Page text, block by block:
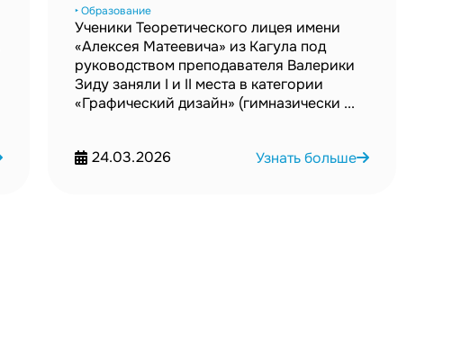
‣ Образование
Ученики Теоретического лицея имени
«Алексея Матеевича» из Кагула под
руководством преподавателя Валерики
Зиду заняли I и II места в категории
«Графический дизайн» (гимназически ...
24.03.2026 Узнать больше